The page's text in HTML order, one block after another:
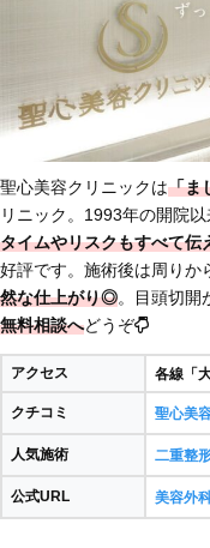
聖心美容クリニックは「ま
リニック。1993年の開院
タイムやリスクもすべて伝
好評です。施術後は周りか
然な仕上がり◎。目頭切開
無料相談へどうぞ
アクセス 各線「
クチコミ 聖心美
人気施術 二重整
公式URL 美容外